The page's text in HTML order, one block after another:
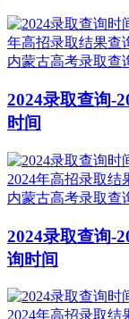
内蒙古高考录取查
2024录取查询-
时间
内蒙古高考录取查
2024录取查询-
询时间